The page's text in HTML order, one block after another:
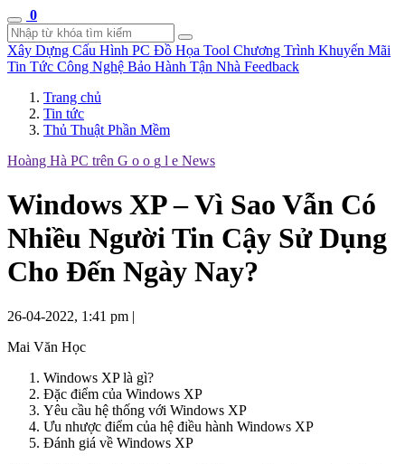
0
Xây Dựng Cấu Hình PC Đồ Họa Tool Chương Trình Khuyến Mãi
Tin Tức Công Nghệ Bảo Hành Tận Nhà Feedback
Trang chủ
Tin tức
Thủ Thuật Phần Mềm
Hoàng Hà PC trên G o o g l e News
Windows XP – Vì Sao Vẫn Có
Nhiều Người Tin Cậy Sử Dụng
Cho Đến Ngày Nay?
26-04-2022, 1:41 pm |
Mai Văn Học
Windows XP là gì?
Đặc điểm của Windows XP
Yêu cầu hệ thống với Windows XP
Ưu nhược điểm của hệ điều hành Windows XP
Đánh giá về Windows XP